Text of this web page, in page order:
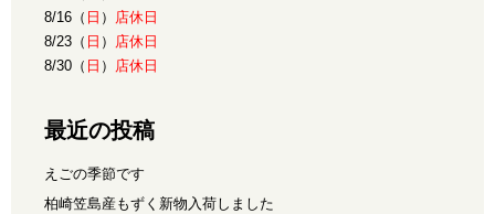
8/16（ 日 ） 店休日
8/23（ 日 ） 店休日
8/30（ 日 ） 店休日
最近の投稿
えごの季節です
柏崎笠島産もずく新物入荷しました